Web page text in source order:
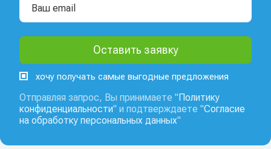
хочу получать самые выгодные предложения
Отправляя запрос, Вы принимаете "Политику
конфиденциальности" и подтверждаете "Согласие
на обработку персональных данных"